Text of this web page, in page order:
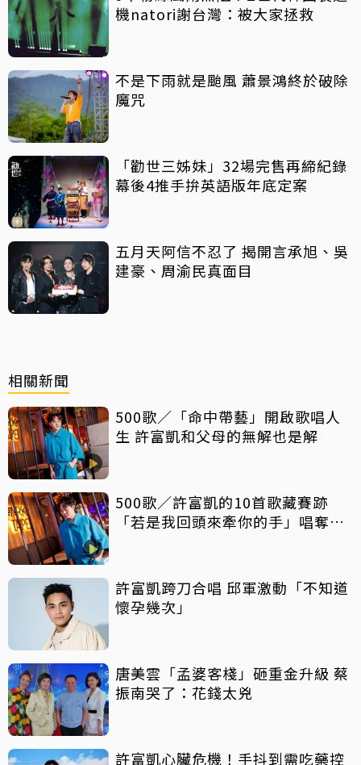
機natori謝台灣：被大家拯救
不是下雨就是颱風 蕭景鴻終於破除
魔咒
「勸世三姊妹」32場完售再締紀錄
幕後4推手拚英語版年底定案
五月天阿信不忍了 揭開言承旭、吳
建豪、周渝民真面目
相關新聞
500歌／「命中帶藝」開啟歌唱人
生 許富凱和父母的無解也是解
500歌／許富凱的10首歌藏賽跡
「若是我回頭來牽你的手」唱奪首
許富凱跨刀合唱 邱軍激動「不知道
懷孕幾次」
唐美雲「孟婆客棧」砸重金升級 蔡
振南哭了：花錢太兇
許富凱心臟危機！手抖到需吃藥控